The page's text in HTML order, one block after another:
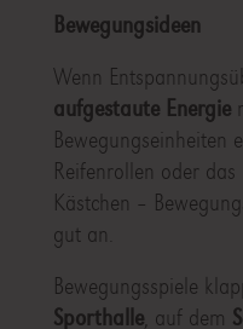
Bewegungsideen
Wenn
aufgestaute Energie
Bewegungseinheiten
Reifenrollen oder
Kästchen –
gut an.
Bewegungsspiele
Sporthalle, auf dem